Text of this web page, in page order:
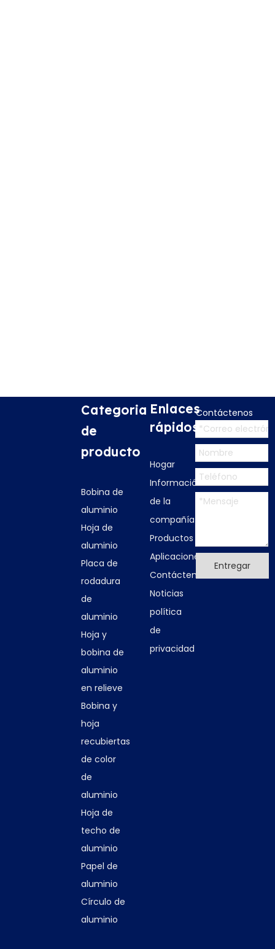
Categoria
de
producto
Bobina de
aluminio
Hoja de
aluminio
Placa de
rodadura
de
aluminio
Hoja y
bobina de
aluminio
en relieve
Bobina y
hoja
recubiertas
de color
de
aluminio
Hoja de
techo de
aluminio
Papel de
aluminio
Círculo de
aluminio
Enlaces
rápidos
Hogar
Información
de la
compañía
Productos
Aplicaciones
Contáctenos
Noticias
política
de
privacidad
Contáctenos
Entregar